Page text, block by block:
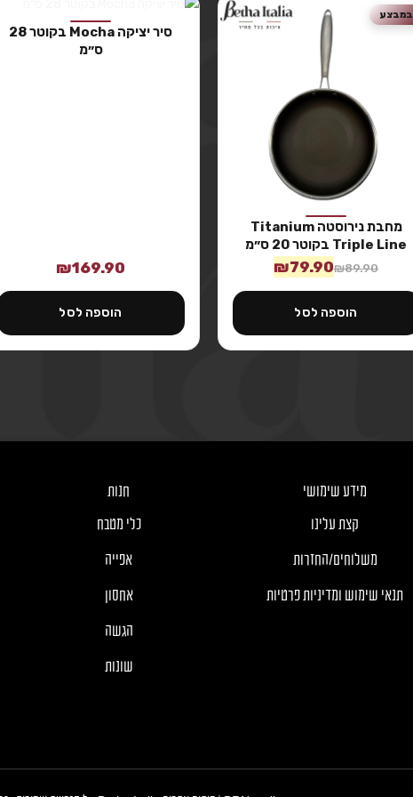
במבצע
מחבת נירוסטה Titanium
Triple Line בקוטר 20 ס״מ
₪89.90
₪79.90
הוספה לסל
סיר יציקה Mocha בקוטר 28
ס״מ
₪169.90
הוספה לסל
מידע שימושי
קצת עלינו
משלוחים/החזרות
תנאי שימוש ומדיניות פרטיות
חנות
כלי מטבח
אפייה
אחסון
הגשה
שונות